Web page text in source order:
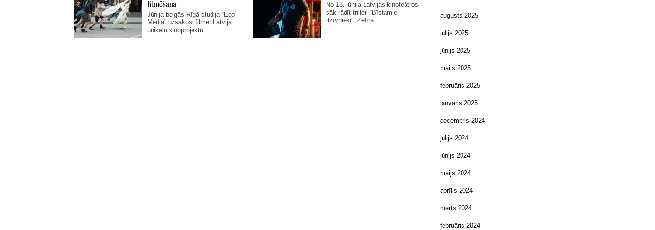
filmēšana
Jūnija beigās Rīgā studija “Ego
Media” uzsākusi filmēt Latvijai
unikālu kinoprojektu...
No 13. jūnija Latvijas kinoteātros
sāk rādīt trilleri “Bīstamie
dzīvnieki”. Zefīra...
augusts 2025
jūlijs 2025
jūnijs 2025
maijs 2025
februāris 2025
janvāris 2025
decembris 2024
jūlijs 2024
jūnijs 2024
maijs 2024
aprīlis 2024
marts 2024
februāris 2024